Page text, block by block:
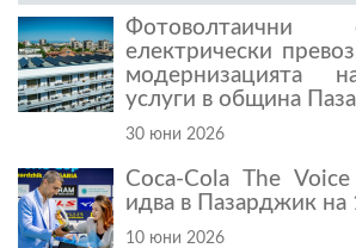
електрически
модернизацията
услуги в община
30 юни 2026
Coca-Cola The
идва в Пазарджик
10 юни 2026